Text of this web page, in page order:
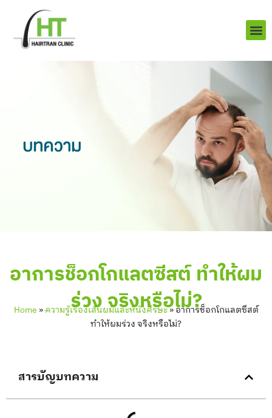
content
อาการช็อกโกแลตซีสต์ ทำให้ผม
ร่วง จริงหรือไม่?
Home»ความรู้เรื่องเส้นผมและหนังศีรษะ»อาการช็อกโกแลตซีสต์
ทำให้ผมร่วง จริงหรือไม่?
สารบัญบทความ